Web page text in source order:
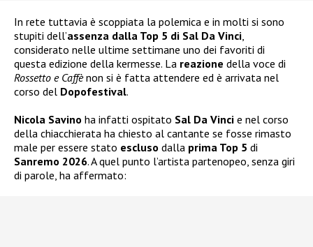
In rete tuttavia è scoppiata la polemica e in molti si sono
stupiti dell’assenza dalla Top 5 di Sal Da Vinci
considerato nelle ultime settimane uno dei favoriti di
questa edizione della kermesse. La reazione della voce di
Rossetto e Caffènon si è fatta attendere ed è arrivata nel
corso del Dopofestival.
Nicola Savino ha infatti ospitato Sal Da Vinci e nel corso
della chiacchierata ha chiesto al cantante se fosse rimasto
male per essere stato escluso dalla prima Top 5 di
Sanremo 2026. A quel punto l’artista partenopeo, senza giri
di parole, ha affermato: